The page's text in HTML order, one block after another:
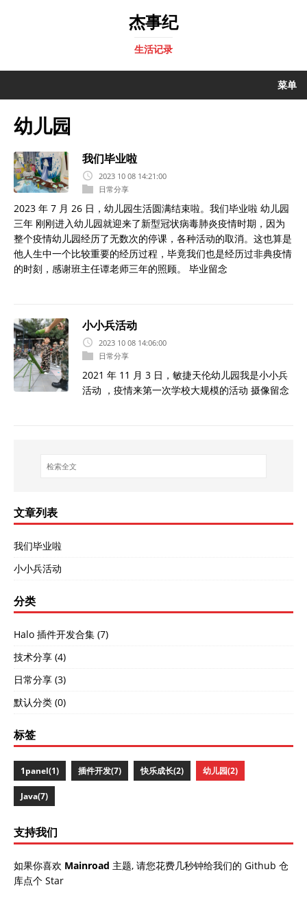
杰事纪
生活记录
菜单
幼儿园
我们毕业啦
2023 10 08 14:21:00
日常分享
2023 年 7 月 26 日，幼儿园生活圆满结束啦。我们毕业啦 幼儿园
三年 刚刚进入幼儿园就迎来了新型冠状病毒肺炎疫情时期，因为
整个疫情幼儿园经历了无数次的停课，各种活动的取消。这也算是
他人生中一个比较重要的经历过程，毕竟我们也是经历过非典疫情
的时刻，感谢班主任谭老师三年的照顾。 毕业留念
小小兵活动
2023 10 08 14:06:00
日常分享
2021 年 11 月 3 日，敏捷天伦幼儿园我是小小兵
活动 ，疫情来第一次学校大规模的活动 摄像留念
文章列表
我们毕业啦
小小兵活动
分类
Halo 插件开发合集 (7)
技术分享 (4)
日常分享 (3)
默认分类 (0)
标签
1panel(1) 插件开发(7) 快乐成长(2) 幼儿园(2)
Java(7)
支持我们
如果你喜欢 Mainroad 主题, 请您花费几秒钟给我们的 Github 仓
库点个 Star